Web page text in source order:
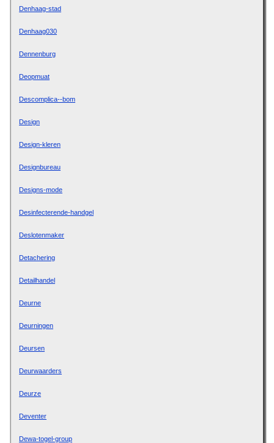
Denhaag-stad
Denhaag030
Dennenburg
Deopmuat
Descomplica--bom
Design
Design-kleren
Designbureau
Designs-mode
Desinfecterende-handgel
Deslotenmaker
Detachering
Detailhandel
Deurne
Deurningen
Deursen
Deurwaarders
Deurze
Deventer
Dewa-togel-group